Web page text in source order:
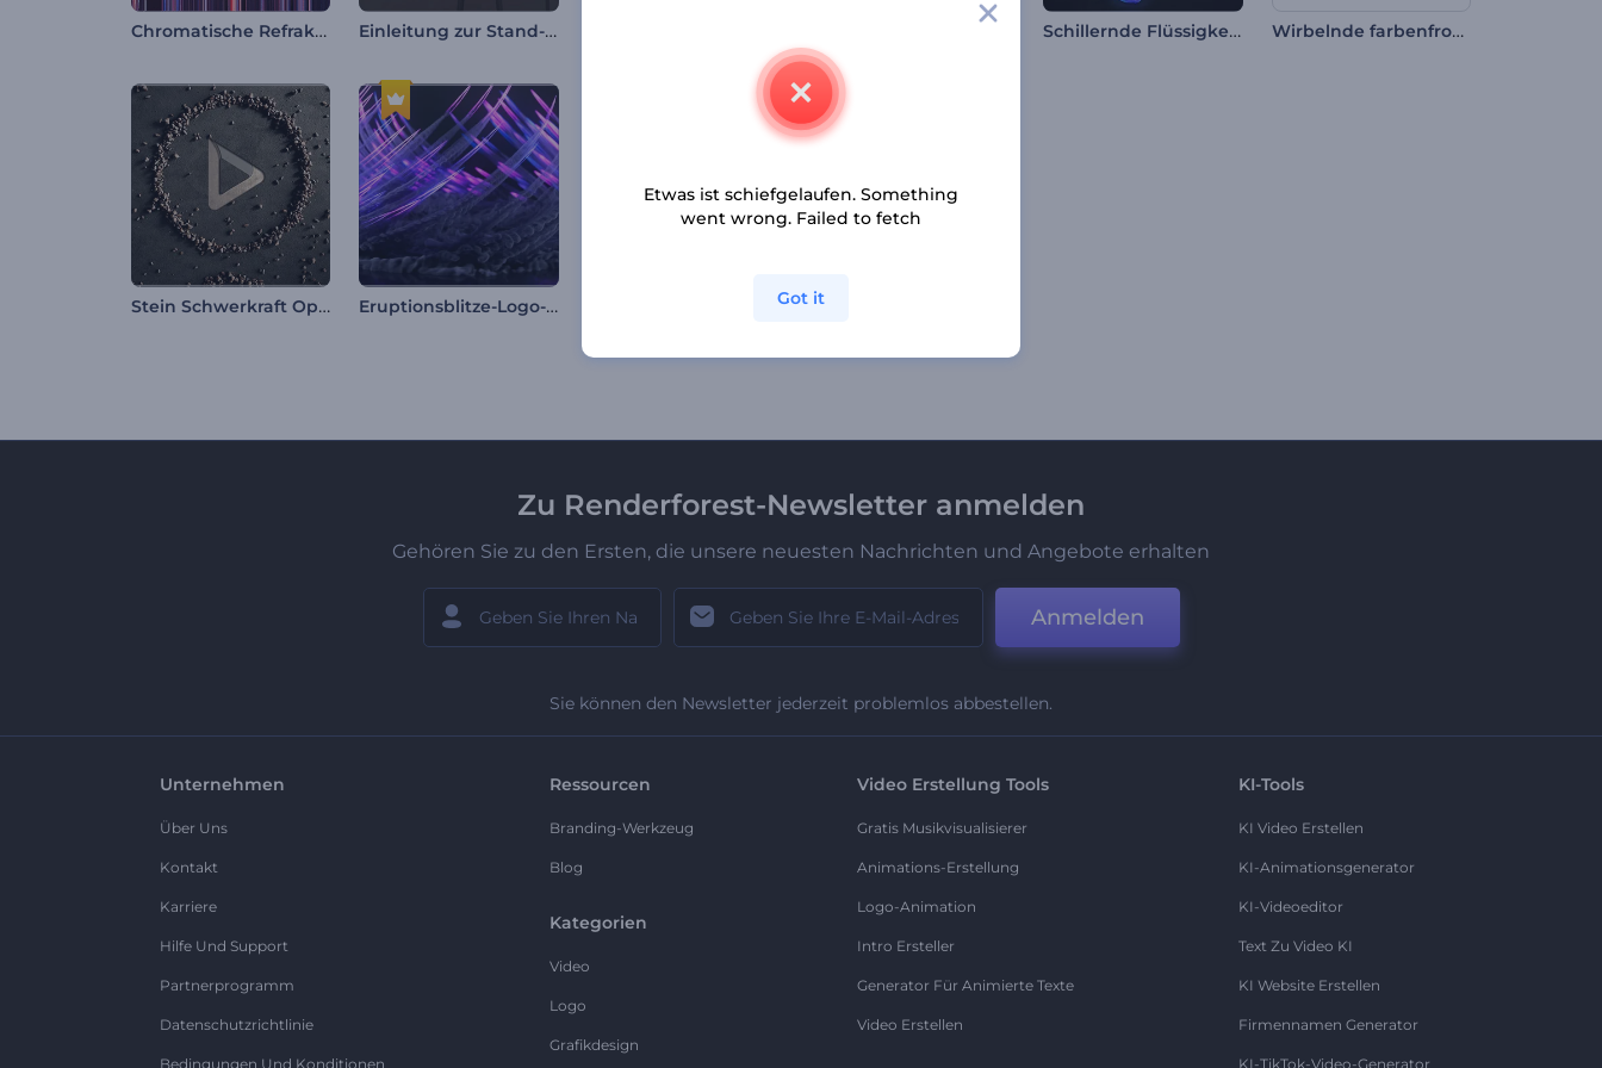
Chromatische Refraktion Intro Einleitung zur Stand-up-Show Schillernde Flüssigkeit Logo-Reveal Wirbelnde farbenfrohe Linien Intro
Stein Schwerkraft Opener Eruptionsblitze-Logo-Reveal Magischer Schneekugel-Opener
Zu Renderforest-Newsletter anmelden
Gehören Sie zu den Ersten, die unsere neuesten Nachrichten und Angebote erhalten
Anmelden
Sie können den Newsletter jederzeit problemlos abbestellen.
Unternehmen
Über Uns
Kontakt
Karriere
Hilfe Und Support
Partnerprogramm
Datenschutzrichtlinie
Bedingungen Und Konditionen
Ressourcen
Branding-Werkzeug
Blog
Kategorien
Video
Logo
Grafikdesign
Video Erstellung Tools
Gratis Musikvisualisierer
Animations-Erstellung
Logo-Animation
Intro Ersteller
Generator Für Animierte Texte
Video Erstellen
KI-Tools
KI Video Erstellen
KI-Animationsgenerator
KI-Videoeditor
Text Zu Video KI
KI Website Erstellen
Firmennamen Generator
KI-TikTok-Video-Generator
Etwas ist schiefgelaufen. Something
went wrong. Failed to fetch
Got it